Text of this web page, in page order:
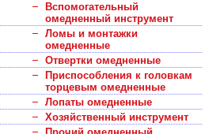
Вспомогательный
омедненный инструмент
Ломы и монтажки
омедненные
Отвертки омедненные
Приспособления к головкам
торцевым омедненные
Лопаты омедненные
Хозяйственный инструмент